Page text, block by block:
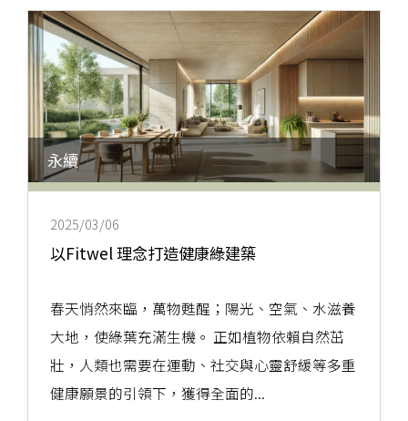
永續
2025/03/06
以Fitwel 理念打造健康綠建築
春天悄然來臨，萬物甦醒；陽光、空氣、水滋養
大地，使綠葉充滿生機。 正如植物依賴自然茁
壯，人類也需要在運動、社交與心靈舒緩等多重
健康願景的引領下，獲得全面的...